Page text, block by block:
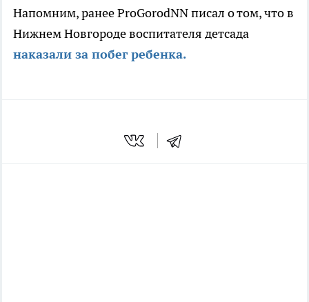
Напомним, ранее ProGorodNN писал о том, что в
Нижнем Новгороде воспитателя детсада
наказали за побег ребенка.